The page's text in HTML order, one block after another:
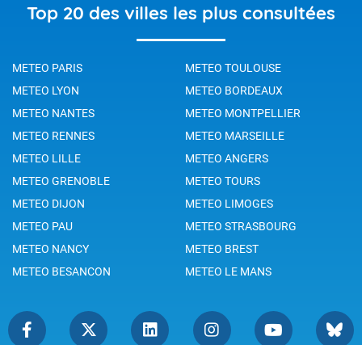
Top 20 des villes les plus consultées
METEO PARIS
METEO TOULOUSE
METEO LYON
METEO BORDEAUX
METEO NANTES
METEO MONTPELLIER
METEO RENNES
METEO MARSEILLE
METEO LILLE
METEO ANGERS
METEO GRENOBLE
METEO TOURS
METEO DIJON
METEO LIMOGES
METEO PAU
METEO STRASBOURG
METEO NANCY
METEO BREST
METEO BESANCON
METEO LE MANS